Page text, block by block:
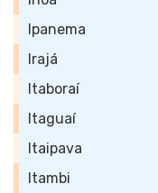
Ipanema
Irajá
Itaboraí
Itaguaí
Itaipava
Itambi